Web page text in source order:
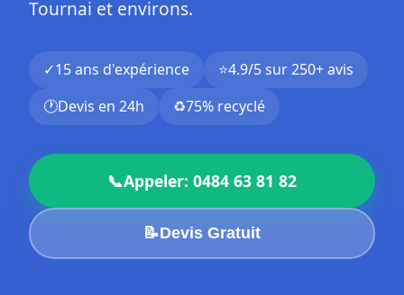
Tournai et environs.
✓15 ans d'expérience ⭐4.9/5 sur 250+ avis
🕐Devis en 24h ♻️75% recyclé
📞Appeler: 0484 63 81 82
📝Devis Gratuit